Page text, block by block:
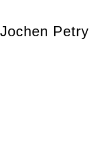
Jochen Petry